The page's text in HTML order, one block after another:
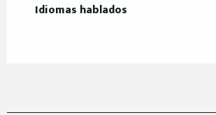
Idiomas hablados
Idiomas hablados